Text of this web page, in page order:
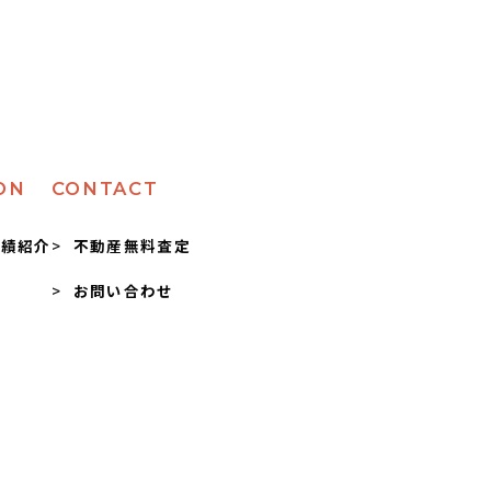
紹介
CONTACT
不動産無料査定
お問い合わせ